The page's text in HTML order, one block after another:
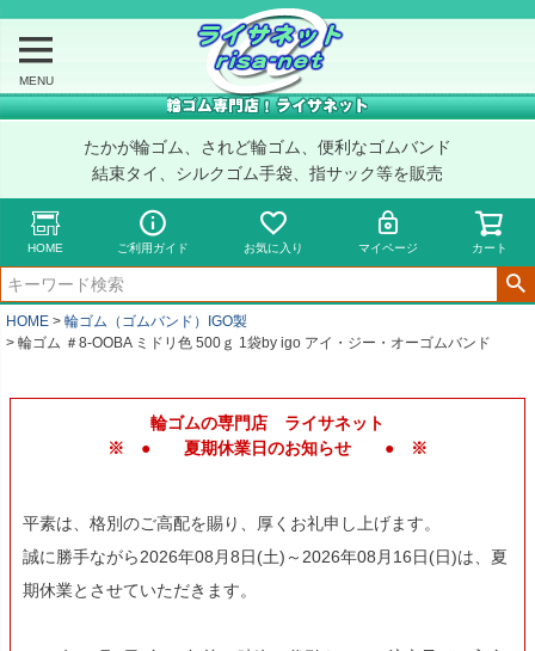
MENU
たかが輪ゴム、されど輪ゴム、便利なゴムバンド
結束タイ、シルクゴム手袋、指サック等を販売
HOME ご利用ガイド お気に入り マイページ カート
HOME
輪ゴム（ゴムバンド）IGO製
輪ゴム ＃8-OOBA ミドリ色 500ｇ 1袋by igo アイ・ジー・オーゴムバンド
輪ゴムの専門店 ライサネット
※ ● 夏期休業日のお知らせ ● ※
平素は、格別のご高配を賜り、厚くお礼申し上げます。
誠に勝手ながら2026年08月8日(土)～2026年08月16日(日)は、夏
期休業とさせていただきます。